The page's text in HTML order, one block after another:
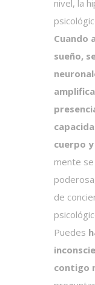
nivel, la
Cuando
sueño,
cuerpo
mente
de
Puedes
contigo